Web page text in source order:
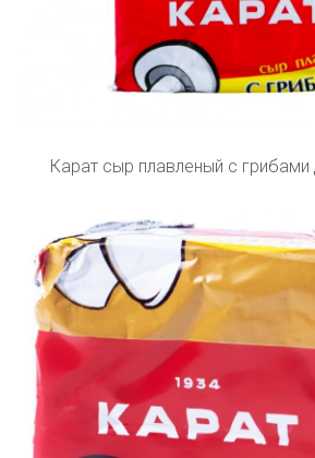
Карат сыр плавленый с грибами